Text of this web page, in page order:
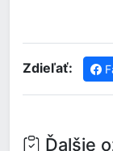
Zdieľať:
Ďalšie